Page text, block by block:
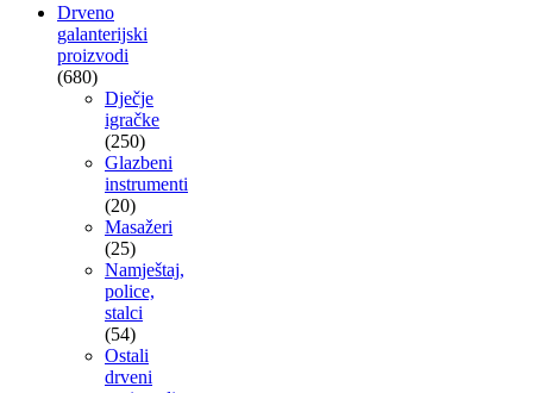
Drveno
galanterijski
proizvodi
(680)
Dječje
igračke
(250)
Glazbeni
instrumenti
(20)
Masažeri
(25)
Namještaj,
police,
stalci
(54)
Ostali
drveni